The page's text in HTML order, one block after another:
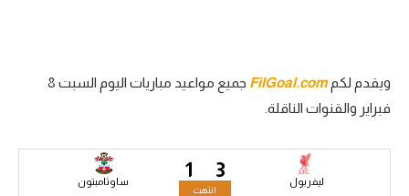
سعودي في الجول
الدوري الإنجليزي
الدوري الإسباني
ويقدم لكمFilGoal.com
جميع مواعيد مباريات اليوم السبت 8
فبراير والقنوات الناقلة.
3 ليفربول 1 ساوثامبتون
انتهت